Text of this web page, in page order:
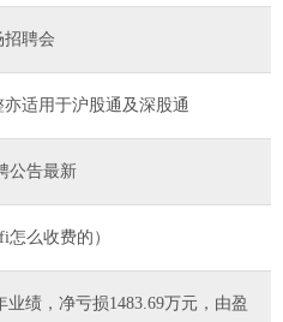
招聘会
适用于沪股通及深股通
公告最新
么收费的）
绩，净亏损1483.69万元，由盈